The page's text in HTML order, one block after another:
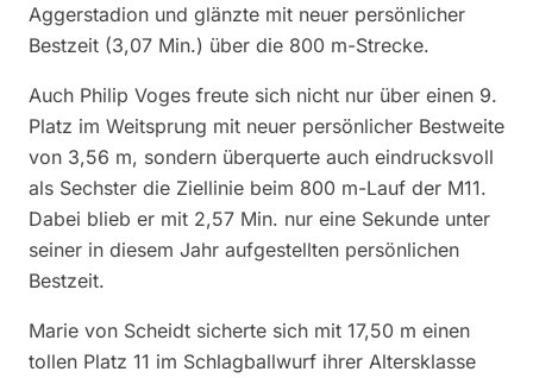
Aggerstadion und glänzte mit neuer persönlicher
Bestzeit (3,07 Min.) über die 800 m-Strecke.
Auch Philip Voges freute sich nicht nur über einen 9.
Platz im Weitsprung mit neuer persönlicher Bestweite
von 3,56 m, sondern überquerte auch eindrucksvoll
als Sechster die Ziellinie beim 800 m-Lauf der M11.
Dabei blieb er mit 2,57 Min. nur eine Sekunde unter
seiner in diesem Jahr aufgestellten persönlichen
Bestzeit.
Marie von Scheidt sicherte sich mit 17,50 m einen
tollen Platz 11 im Schlagballwurf ihrer Altersklasse